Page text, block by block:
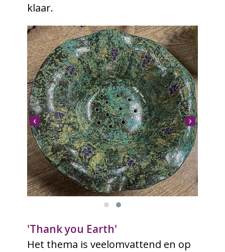
klaar.
‹ ›
'Thank you Earth'
Het thema is veelomvattend en op